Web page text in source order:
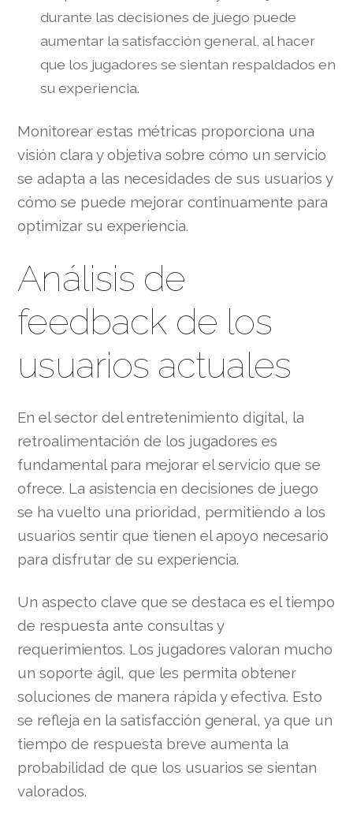
durante las decisiones de juego puede
aumentar la satisfacción general, al hacer
que los jugadores se sientan respaldados en
su experiencia.
Monitorear estas métricas proporciona una
visión clara y objetiva sobre cómo un servicio
se adapta a las necesidades de sus usuarios y
cómo se puede mejorar continuamente para
optimizar su experiencia.
Análisis de
feedback de los
usuarios actuales
En el sector del entretenimiento digital, la
retroalimentación de los jugadores es
fundamental para mejorar el servicio que se
ofrece. La asistencia en decisiones de juego
se ha vuelto una prioridad, permitiendo a los
usuarios sentir que tienen el apoyo necesario
para disfrutar de su experiencia.
Un aspecto clave que se destaca es el tiempo
de respuesta ante consultas y
requerimientos. Los jugadores valoran mucho
un soporte ágil, que les permita obtener
soluciones de manera rápida y efectiva. Esto
se refleja en la satisfacción general, ya que un
tiempo de respuesta breve aumenta la
probabilidad de que los usuarios se sientan
valorados.